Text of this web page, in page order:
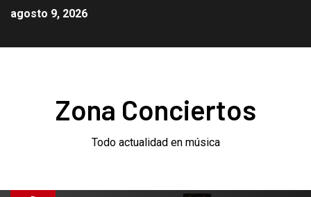
agosto 9, 2026
Zona Conciertos
Todo actualidad en música